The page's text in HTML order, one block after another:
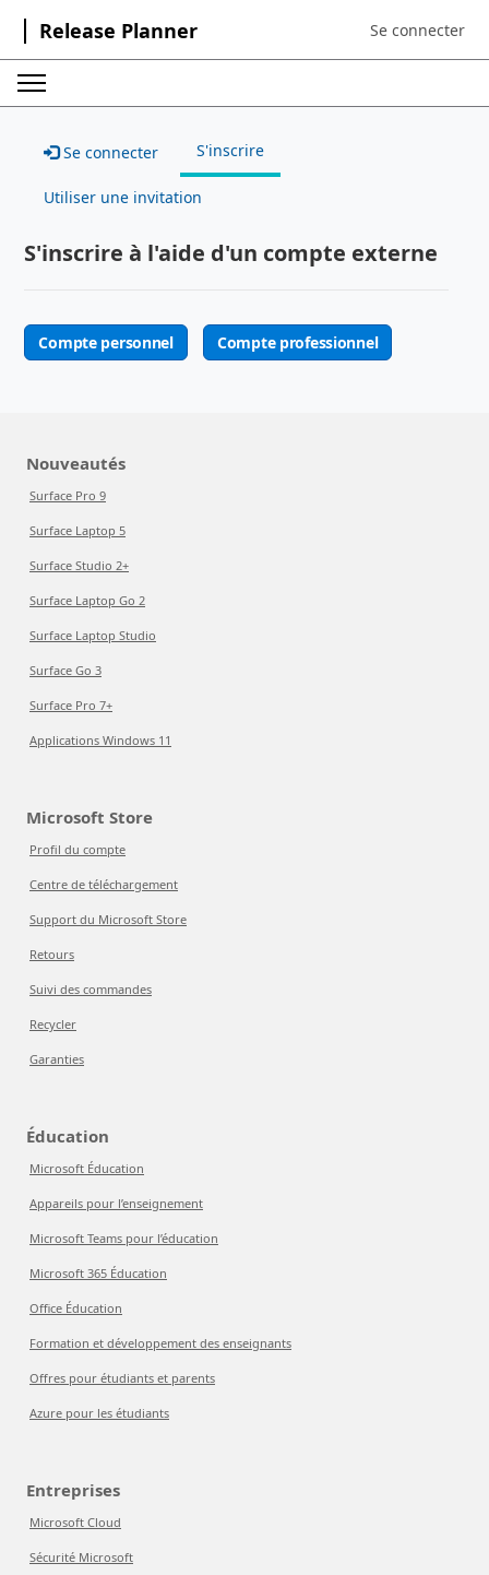
Release Planner Sign in to your
Se connecter
Se connecter S'inscrire
Utiliser une invitation
S'inscrire à l'aide d'un compte externe
Compte personnel Compte professionnel
Nouveautés
Surface Pro 9
Surface Laptop 5
Surface Studio 2+
Surface Laptop Go 2
Surface Laptop Studio
Surface Go 3
Surface Pro 7+
Applications Windows 11
Microsoft Store
Profil du compte
Centre de téléchargement
Support du Microsoft Store
Retours
Suivi des commandes
Recycler
Garanties
Éducation
Microsoft Éducation
Appareils pour l’enseignement
Microsoft Teams pour l’éducation
Microsoft 365 Éducation
Office Éducation
Formation et développement des enseignants
Offres pour étudiants et parents
Azure pour les étudiants
Entreprises
Microsoft Cloud
Sécurité Microsoft